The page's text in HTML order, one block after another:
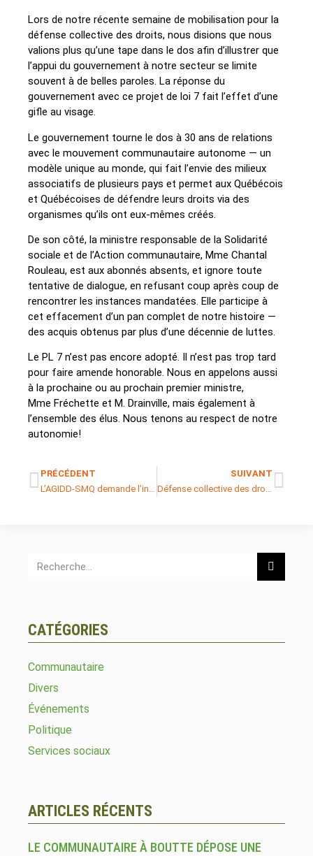
Lors de notre récente semaine de mobilisation pour la
défense collective des droits, nous disions que nous
valions plus qu’une tape dans le dos afin d’illustrer que
l’appui du gouvernement à notre secteur se limite
souvent à de belles paroles. La réponse du
gouvernement avec ce projet de loi 7 fait l’effet d’une
gifle au visage.
Le gouvernement tourne le dos à 30 ans de relations
avec le mouvement communautaire autonome — un
modèle unique au monde, qui fait l’envie des milieux
associatifs de plusieurs pays et permet aux Québécois
et Québécoises de défendre leurs droits via des
organismes qu’ils ont eux-mêmes créés.
De son côté, la ministre responsable de la Solidarité
sociale et de l’Action communautaire, Mme Chantal
Rouleau, est aux abonnés absents, et ignore toute
tentative de dialogue, en refusant coup après coup de
rencontrer les instances mandatées. Elle participe à
cet effacement d’un pan complet de notre histoire —
des acquis obtenus par plus d’une décennie de luttes.
Le PL 7 n’est pas encore adopté. Il n’est pas trop tard
pour faire amende honorable. Nous en appelons aussi
à la prochaine ou au prochain premier ministre,
Mme Fréchette et M. Drainville, mais également à
l’ensemble des élus. Nous tenons au respect de notre
autonomie!
PRÉCÉDENT
SUIVANT
CATÉGORIES
Communautaire
Divers
Événements
Politique
Services sociaux
ARTICLES RÉCENTS
LE COMMUNAUTAIRE À BOUTTE DÉPOSE UNE